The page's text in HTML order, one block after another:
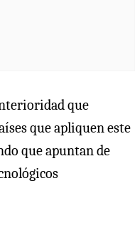
que
que apliquen este
que apuntan de